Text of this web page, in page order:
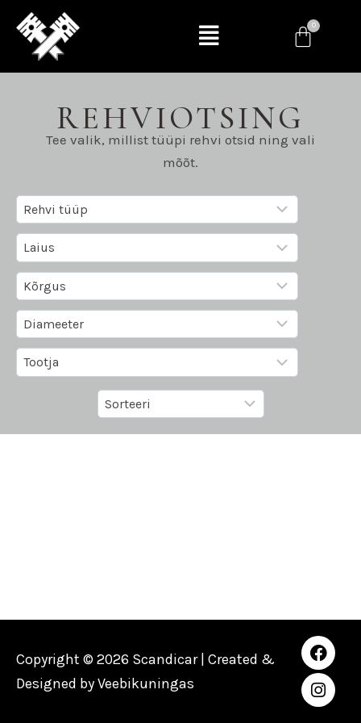
REHVIOTSING
Tee valik, millist tüüpi rehvi otsid ning vali
mõõt.
Copyright © 2026 Scandicar | Created &
Designed byVeebikuningas